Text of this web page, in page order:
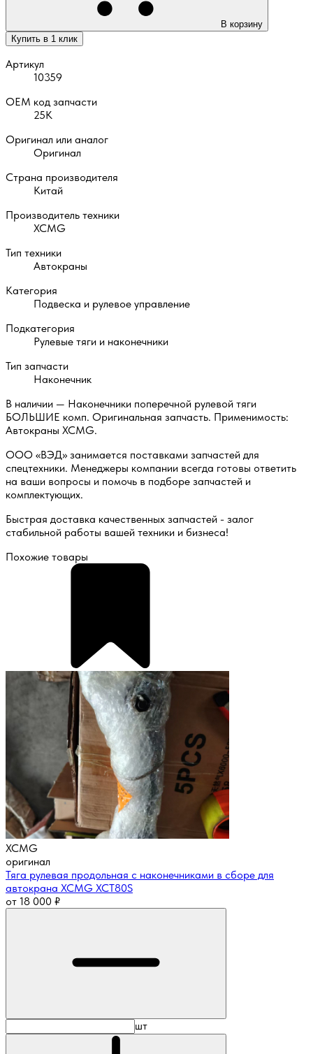
В корзину
Купить в 1 клик
Артикул
10359
OEM код запчасти
25К
Оригинал или аналог
Оригинал
Страна производителя
Китай
Производитель техники
XCMG
Тип техники
Автокраны
Категория
Подвеска и рулевое управление
Подкатегория
Рулевые тяги и наконечники
Тип запчасти
Наконечник
В наличии — Наконечники поперечной рулевой тяги
БОЛЬШИЕ комп. Оригинальная запчасть. Применимость:
Автокраны XCMG.
ООО «ВЭД» занимается поставками запчастей для
спецтехники. Менеджеры компании всегда готовы ответить
на ваши вопросы и помочь в подборе запчастей и
комплектующих.
Быстрая доставка качественных запчастей - залог
стабильной работы вашей техники и бизнеса!
Похожие товары
XCMG
оригинал
Тяга рулевая продольная с наконечниками в сборе для
автокрана XCMG XCT80S
от 18 000 ₽
шт